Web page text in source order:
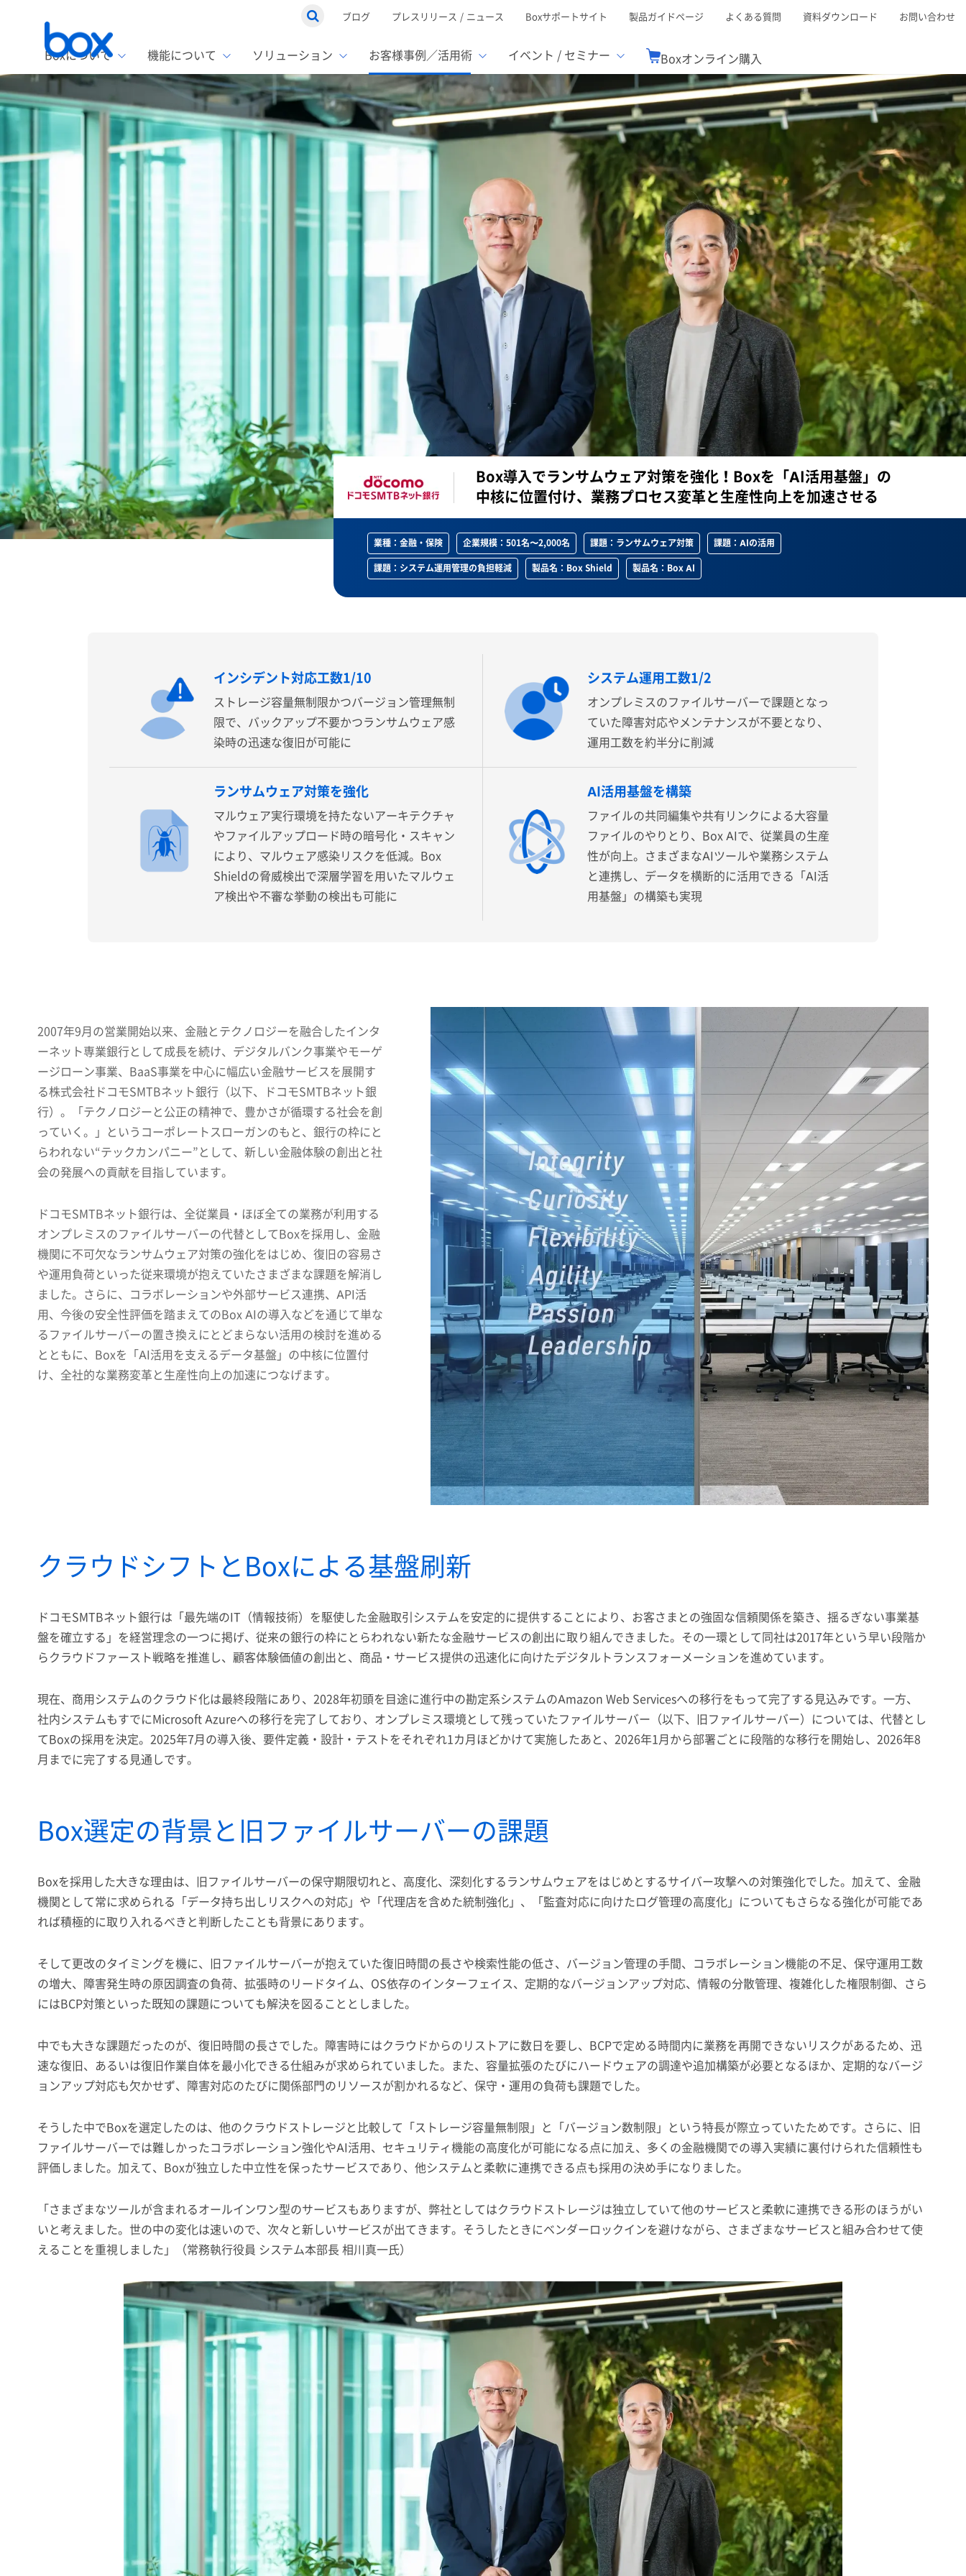
ブログ プレスリリース / ニュース Boxサポートサイト 製品ガイドページ よくある質問 資料ダウンロード お問い合わせ
Boxについて
Boxとは
Boxの特徴
リモートワーク対応
安全なファイル共有
AIエージェントの活用
業務の自動化
Boxが選ばれる理由
Boxの価格
Box製品セミナー
外部からの評価
機能について
Boxの機能TOP
Box Enterprise
Box Apps
Box Forms
Box Sign
Box Automate
Box Shield
Box Governance
連携サービスTOP
Microsoft連携
Google連携
Salesforce連携
kintone連携
エコソリューション
機能一覧表
ソリューション
ソリューション
ファイルサーバー容量ひっ迫
情報の脱サイロ化
情シスの運用負担軽減
ペーパーレス化
脱PPAP
ランサムウェア対策
会議の効率化
AIの活用
コンサルティング
BJCCコミュニティ
（次世代のシステムを考えるコミュニティ）
お客様事例／活用術
お客様活用事例
企業規模で選ぶ
501名〜2,000名
5,001名〜
シーン別活用術
クラウドストレージ
セキュリティ対策
新しい働き方
リモートワーク
イベント / セミナー
製品セミナーTOP イベント・セミナーTOP イベント・セミナーレポート
Boxオンライン購入
Box導入でランサムウェア対策を強化！Boxを「AI活用基盤」の
中核に位置付け、業務プロセス変革と生産性向上を加速させる
業種：金融・保険 企業規模：501名〜2,000名 課題：ランサムウェア対策 課題：AIの活用
課題：システム運用管理の負担軽減 製品名：Box Shield 製品名：Box AI
インシデント対応工数1/10
ストレージ容量無制限かつバージョン管理無制
限で、バックアップ不要かつランサムウェア感
染時の迅速な復旧が可能に
システム運用工数1/2
オンプレミスのファイルサーバーで課題となっ
ていた障害対応やメンテナンスが不要となり、
運用工数を約半分に削減
ランサムウェア対策を強化
マルウェア実行環境を持たないアーキテクチャ
やファイルアップロード時の暗号化・スキャン
により、マルウェア感染リスクを低減。Box
Shieldの脅威検出で深層学習を用いたマルウェ
ア検出や不審な挙動の検出も可能に
AI活用基盤を構築
ファイルの共同編集や共有リンクによる大容量
ファイルのやりとり、Box AIで、従業員の生産
性が向上。さまざまなAIツールや業務システム
と連携し、データを横断的に活用できる「AI活
用基盤」の構築も実現
2007年9月の営業開始以来、金融とテクノロジーを融合したインタ
ーネット専業銀行として成長を続け、デジタルバンク事業やモーゲ
ージローン事業、BaaS事業を中心に幅広い金融サービスを展開す
る株式会社ドコモSMTBネット銀行（以下、ドコモSMTBネット銀
行）。「テクノロジーと公正の精神で、豊かさが循環する社会を創
っていく。」というコーポレートスローガンのもと、銀行の枠にと
らわれない“テックカンパニー”として、新しい金融体験の創出と社
会の発展への貢献を目指しています。
ドコモSMTBネット銀行は、全従業員・ほぼ全ての業務が利用する
オンプレミスのファイルサーバーの代替としてBoxを採用し、金融
機関に不可欠なランサムウェア対策の強化をはじめ、 復旧の容易さ
や運用負荷 といった従来環境が抱えていたさまざまな課題を解消し
ました。さらに、コラボレーションや外部サービス連携、API活
用、今後の安全性評価を踏まえてのBox AIの導入などを通じて単な
るファイルサーバーの置き換えにとどまらない活用の検討を進める
とともに、Boxを「AI活用を支えるデータ基盤」の中核に位置付
け、全社的な業務変革と生産性向上の加速につなげます。
クラウドシフトとBoxによる基盤刷新
ドコモSMTBネット銀行は「最先端のIT（情報技術）を駆使した金融取引システムを安定的に提供することにより、お客さまとの強固な信頼関係を築き、揺るぎない事業基
盤を確立する」を経営理念の一つに掲げ、従来の銀行の枠にとらわれない新たな金融サービスの創出に取り組んできました。その一環として同社は2017年という早い段階か
らクラウドファースト戦略を推進し、顧客体験価値の創出と、商品・サービス提供の迅速化に向けたデジタルトランスフォーメーションを進めています。
現在、商用システムのクラウド化は最終段階にあり、2028年初頭を目途に進行中の勘定系システムのAmazon Web Servicesへの移行をもって完了する見込みです。一方、
社内システムもすでにMicrosoft Azureへの移行を完了しており、オンプレミス環境として残っていたファイルサーバー（以下、旧ファイルサーバー）については、代替とし
てBoxの採用を決定。2025年7月の導入後、要件定義・設計・テストをそれぞれ1カ月ほどかけて実施したあと、2026年1月から部署ごとに段階的な移行を開始し、2026年8
月までに完了する見通しです。
Box選定の背景と旧ファイルサーバーの課題
Boxを採用した大きな理由は、旧ファイルサーバーの保守期限切れと、高度化、深刻化するランサムウェアをはじめとするサイバー攻撃への対策強化でした。加えて、金融
機関として常に求められる「データ持ち出しリスクへの対応」や「代理店を含めた統制強化」、「監査対応に向けたログ管理の高度化」についてもさらなる強化が可能であ
れば積極的に取り入れるべきと判断したことも背景にあります。
そして更改のタイミングを機に、旧ファイルサーバーが抱えていた復旧時間の長さや検索性能の低さ、バージョン管理の手間、コラボレーション機能の不足、保守運用工数
の増大、障害発生時の原因調査の負荷、拡張時のリードタイム、OS依存のインターフェイス、定期的なバージョンアップ対応、情報の分散管理、複雑化した権限制御、さら
にはBCP対策といった既知の課題についても解決を図ることとしました。
中でも大きな課題だったのが、復旧時間の長さでした。障害時にはクラウドからのリストアに数日を要し、BCPで定める時間内に業務を再開できないリスクがあるため、迅
速な復旧、あるいは復旧作業自体を最小化できる仕組みが求められていました。また、容量拡張のたびにハードウェアの調達や追加構築が必要となるほか、定期的なバージ
ョンアップ対応も欠かせず、障害対応のたびに関係部門のリソースが割かれるなど、保守・運用の負荷も課題でした。
そうした中でBoxを選定したのは、他のクラウドストレージと比較して「ストレージ容量無制限」と「バージョン数制限」という特長が際立っていたためです。さらに、旧
ファイルサーバーでは難しかったコラボレーション強化やAI活用、セキュリティ機能の高度化が可能になる点に加え、多くの金融機関での導入実績に裏付けられた信頼性も
評価しました。加えて、Boxが独立した中立性を保ったサービスであり、他システムと柔軟に連携できる点も採用の決め手になりました。
「さまざまなツールが含まれるオールインワン型のサービスもありますが、弊社としてはクラウドストレージは独立していて他のサービスと柔軟に連携できる形のほうがい
いと考えました。世の中の変化は速いので、次々と新しいサービスが出てきます。そうしたときにベンダーロックインを避けながら、さまざまなサービスと組み合わせて使
えることを重視しました」（常務執行役員 システム本部長 相川真一氏）